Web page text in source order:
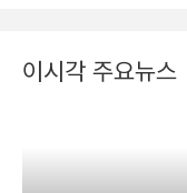
이시각 주요뉴스